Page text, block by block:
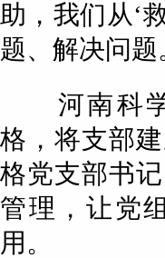
助，我们从‘
题、解决问题
河南科学
格，将支部
格党支部书
管理，让党
用。